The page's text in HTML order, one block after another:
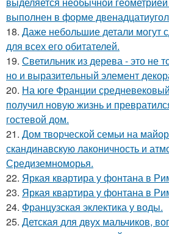
выполнен в форме
18. Даже небольшие детали могут
для всех его обитателей.
19. Светильник из дерева - это не
но и выразительный элемент
20. На юге Франции
получил новую жизнь и
гостевой дом.
21. Дом творческой семьи на
скандинавскую лаконичность и
Средиземноморья.
22. Яркая квартира у фонтана в
23. Яркая квартира у фонтана в
24. Французская эклектика у воды.
25. Детская для двух мальчиков,